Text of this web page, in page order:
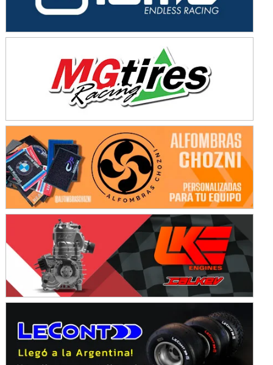
Ciudad de Trenque Lauquen (Asfalto)
ENTRERRIANO - F6 (POSTERGADA)
Parque de la Velocidad (Asfalto)
Villaguay (Entre Ríos)
El Cerro (Tierra)
Victoria (Entre Ríos)
PATAGONICO - F6
Moto Club Reginense (Tierra)
Gral. E. Godoy (Río Negro)
CSK - F7
Juventud Unida (Tierra)
Humboldt (Santa Fe)
NORESTE SANTAFESINO - F6
Ciudad de Avellaneda (Asfalto)
Avellaneda (Santa Fe)
SUR SANTAFESINO - F4
Rufino (Santa Fe)
TUCUMANO - F5
Juan Navarro (Asfalto)